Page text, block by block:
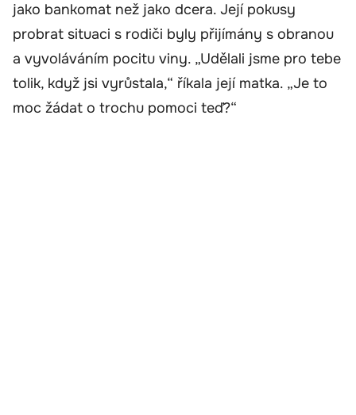
jako bankomat než jako dcera. Její pokusy
probrat situaci s rodiči byly přijímány s obranou
a vyvoláváním pocitu viny. „Udělali jsme pro tebe
tolik, když jsi vyrůstala,“ říkala její matka. „Je to
moc žádat o trochu pomoci teď?“